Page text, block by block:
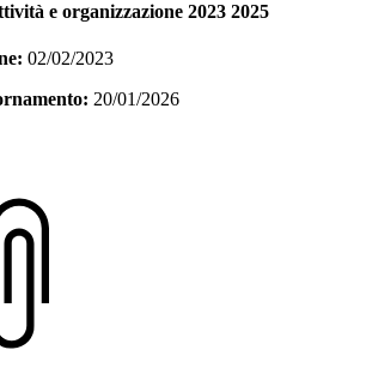
e organizzazione 2023 2025
02/02/2023
20/01/2026